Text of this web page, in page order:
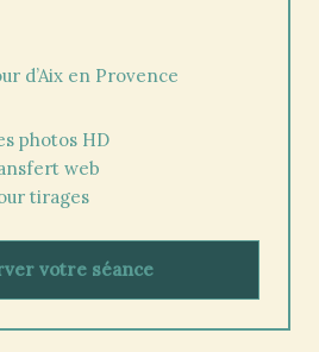
d’Aix en Provence
photos HD
web
tirages
votre séance